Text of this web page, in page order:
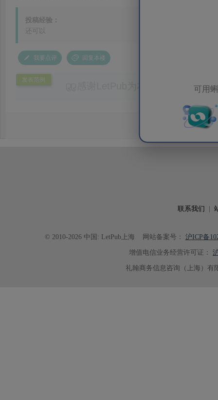
可用
投稿经验：
还可以
我要点评 回复本楼
发表范例
感谢LetPub为本论文提供专业
效应及界面电荷传输等研究内容，
论述逻辑进行了系统梳理，使研究
析及机理讨论之间的关系更加清晰
联系我们
© 2010-2026 中国: LetPub上海 网站备案号： 沪ICP备
增值电信业务经营许可证：
礼翰商务信息咨询（上海）